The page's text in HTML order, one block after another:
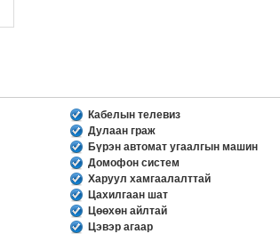
Кабелын телевиз
Дулаан граж
Бүрэн автомат угаалгын машин
Домофон систем
Харуул хамгаалалттай
Цахилгаан шат
Цөөхөн айлтай
Цэвэр агаар